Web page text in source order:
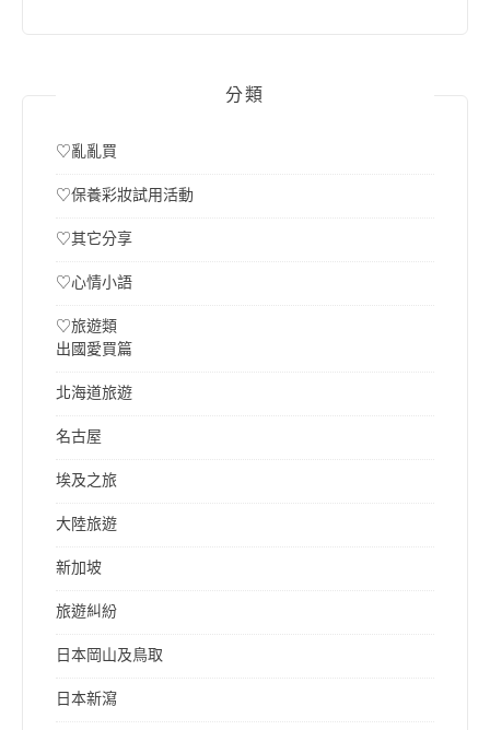
分類
♡亂亂買
♡保養彩妝試用活動
♡其它分享
♡心情小語
♡旅遊類
出國愛買篇
北海道旅遊
名古屋
埃及之旅
大陸旅遊
新加坡
旅遊糾紛
日本岡山及鳥取
日本新瀉